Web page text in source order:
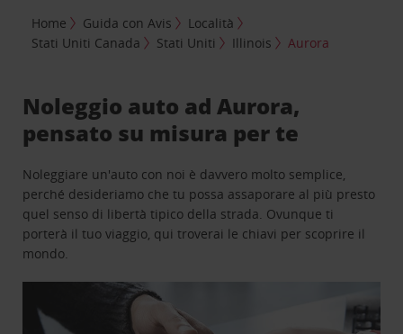
Home Guida con Avis
Località
Stati Uniti Canada
Stati Uniti Illinois Aurora
Noleggio auto ad Aurora,
pensato su misura per te
Noleggiare un'auto con noi è davvero molto semplice,
perché desideriamo che tu possa assaporare al più presto
quel senso di libertà tipico della strada. Ovunque ti
porterà il tuo viaggio, qui troverai le chiavi per scoprire il
mondo.